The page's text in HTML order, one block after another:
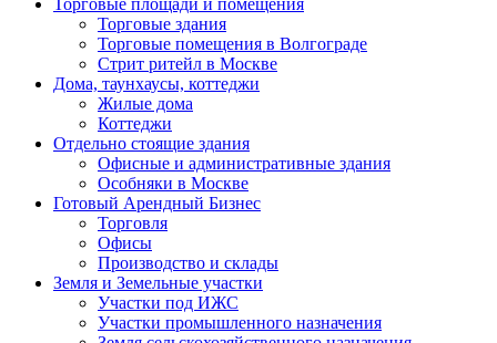
Торговые площади и помещения
Торговые здания
Торговые помещения в Волгограде
Стрит ритейл в Москве
Дома, таунхаусы, коттеджи
Жилые дома
Коттеджи
Отдельно стоящие здания
Офисные и административные здания
Особняки в Москве
Готовый Арендный Бизнес
Торговля
Офисы
Производство и склады
Земля и Земельные участки
Участки под ИЖС
Участки промышленного назначения